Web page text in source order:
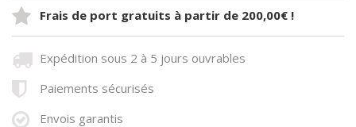
Frais de port gratuits à partir de 200,00€ !
Expédition sous 2 à 5 jours ouvrables
Paiements sécurisés
Envois garantis